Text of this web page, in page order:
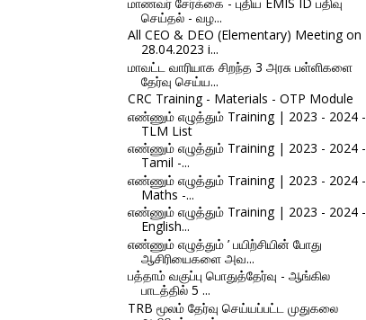
செய்தல் - வழ...
All CEO & DEO (Elementary) Meeting on
28.04.2023 i...
மாவட்ட வாரியாக சிறந்த 3 அரசு பள்ளிகளை
தேர்வு செய்ய...
CRC Training - Materials - OTP Module
எண்ணும் எழுத்தும் Training | 2023 - 2024 -
TLM List
எண்ணும் எழுத்தும் Training | 2023 - 2024 -
Tamil -...
எண்ணும் எழுத்தும் Training | 2023 - 2024 -
Maths -...
எண்ணும் எழுத்தும் Training | 2023 - 2024 -
English...
எண்ணும் எழுத்தும் ’ பயிற்சியின் போது
ஆசிரியைகளை அவ...
பத்தாம் வகுப்பு பொதுத்தேர்வு - ஆங்கில
பாடத்தில் 5 ...
TRB மூலம் தேர்வு செய்யப்பட்ட முதுகலை